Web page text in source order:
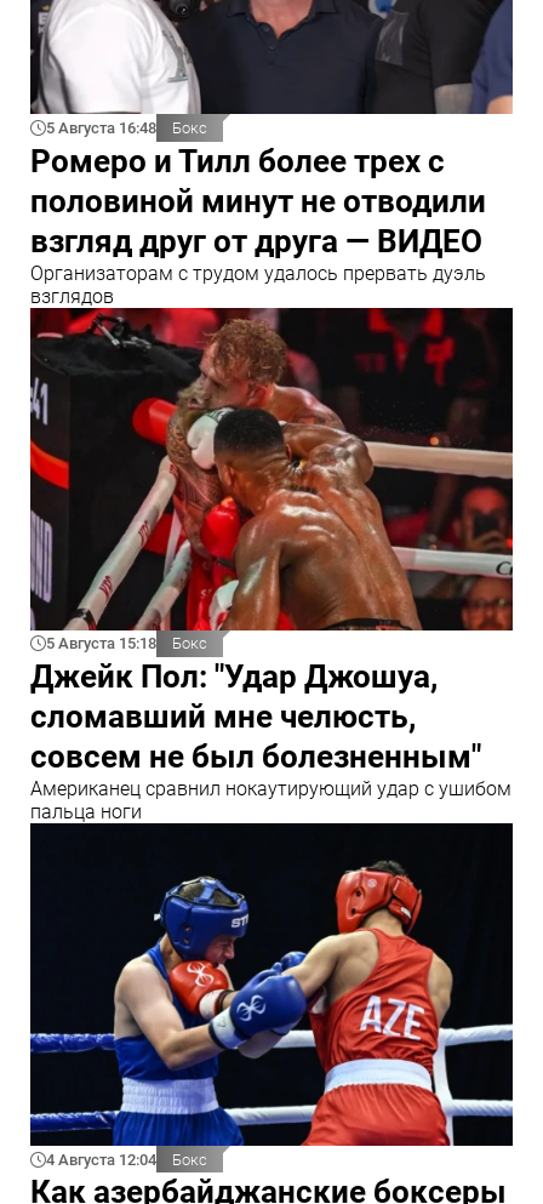
5 Августа 16:48 Бокс
Ромеро и Тилл более трех с
половиной минут не отводили
взгляд друг от друга — ВИДЕО
Организаторам с трудом удалось прервать дуэль
взглядов
5 Августа 15:18 Бокс
Джейк Пол: "Удар Джошуа,
сломавший мне челюсть,
совсем не был болезненным"
Американец сравнил нокаутирующий удар с ушибом
пальца ноги
4 Августа 12:04 Бокс
Как азербайджанские боксеры